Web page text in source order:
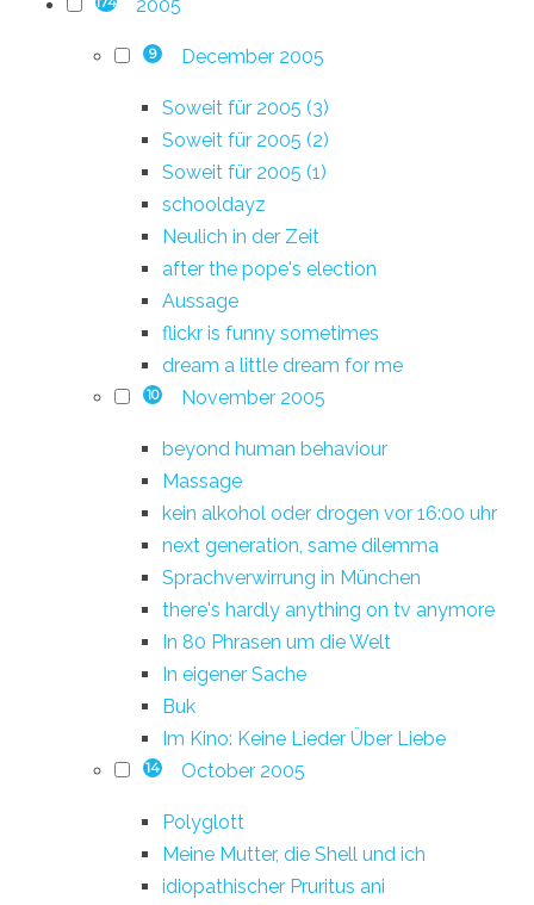
2005
9 December 2005
Soweit für 2005 (3)
Soweit für 2005 (2)
Soweit für 2005 (1)
schooldayz
Neulich in der Zeit
after the pope's election
Aussage
flickr is funny sometimes
dream a little dream for me
10 November 2005
beyond human behaviour
Massage
kein alkohol oder drogen vor 16:00 uhr
next generation, same dilemma
Sprachverwirrung in München
there's hardly anything on tv anymore
In 80 Phrasen um die Welt
In eigener Sache
Buk
Im Kino: Keine Lieder Über Liebe
14 October 2005
Polyglott
Meine Mutter, die Shell und ich
idiopathischer Pruritus ani